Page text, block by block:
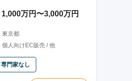
1,000万円〜3,000万円
東京都
個人向けEC販売 / 他
専門家なし